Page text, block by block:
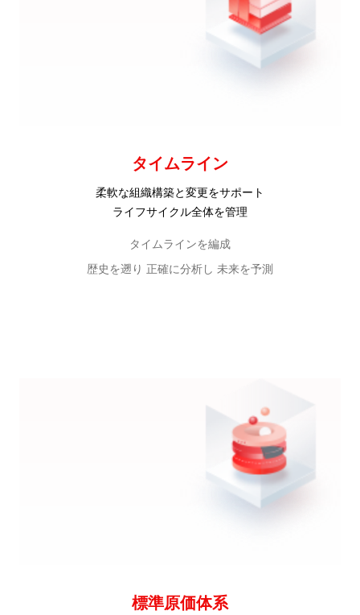
タイムライン
柔軟な組織構築と変更をサポート
ライフサイクル全体を管理
タイムラインを編成
歴史を遡り 正確に分析し 未来を予測
標準原価体系